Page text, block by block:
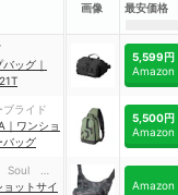
画像 最安価格
バッグ ｜
5,599円
Amazon
ブライド
｜ ワンショ
バッグ
5,500円
Amazon
Soul
ョットサイ
Amazon